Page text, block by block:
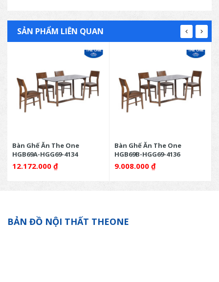
SẢN PHẨM LIÊN QUAN
Bàn Ghế Ăn The One
HGB69A-HGG69-4134
12.172.000 ₫
Bàn Ghế Ăn The One
HGB69B-HGG69-4136
9.008.000 ₫
BẢN ĐỒ NỘI THẤT THEONE